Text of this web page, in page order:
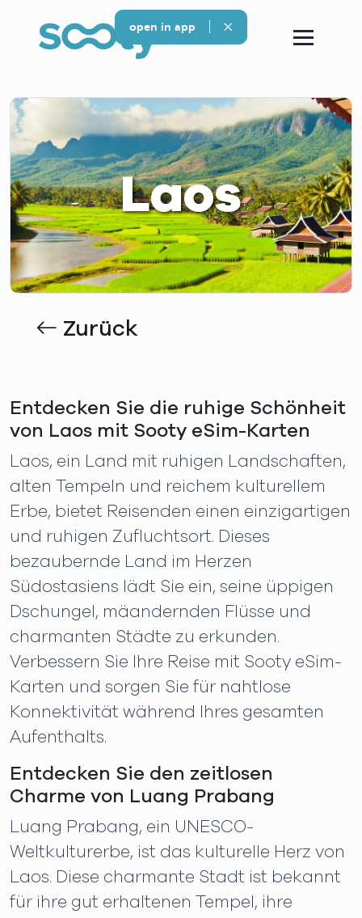
Laos
Zurück
Entdecken Sie die ruhige Schönheit
von Laos mit Sooty eSim-Karten
Laos, ein Land mit ruhigen Landschaften,
alten Tempeln und reichem kulturellem
Erbe, bietet Reisenden einen einzigartigen
und ruhigen Zufluchtsort. Dieses
bezaubernde Land im Herzen
Südostasiens lädt Sie ein, seine üppigen
Dschungel, mäandernden Flüsse und
charmanten Städte zu erkunden.
Verbessern Sie Ihre Reise mit Sooty eSim-
Karten und sorgen Sie für nahtlose
Konnektivität während Ihres gesamten
Aufenthalts.
Entdecken Sie den zeitlosen
Charme von Luang Prabang
Luang Prabang, ein UNESCO-
Weltkulturerbe, ist das kulturelle Herz von
Laos. Diese charmante Stadt ist bekannt
für ihre gut erhaltenen Tempel, ihre
open in app